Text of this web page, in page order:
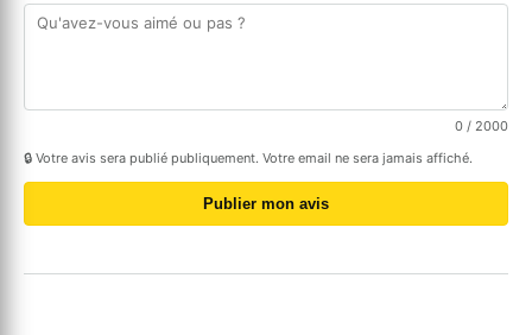
0 / 2000
🔒 Votre avis sera publié publiquement. Votre email ne sera jamais affiché.
Publier mon avis